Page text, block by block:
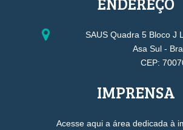
SAUS Quadra 5 Bloco J
Asa Sul -
CEP:
IMPRENSA
Acesse aqui a área dedicada à